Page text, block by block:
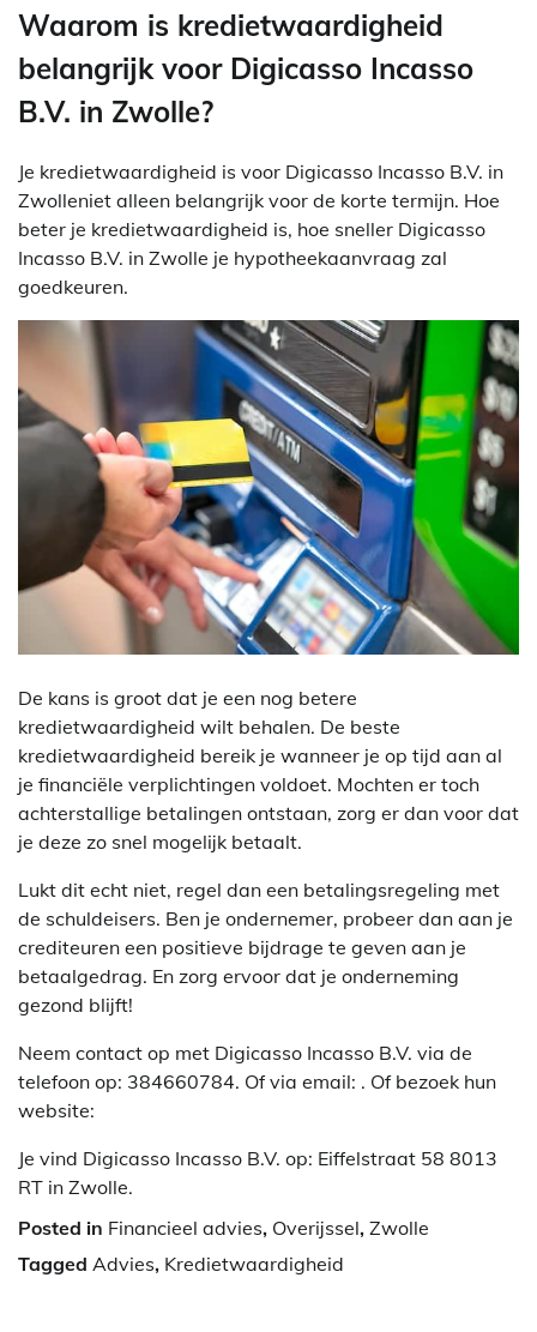
Waarom is kredietwaardigheid
belangrijk voor Digicasso Incasso
B.V. in Zwolle?
Je kredietwaardigheid is voor Digicasso Incasso B.V. in
Zwolleniet alleen belangrijk voor de korte termijn. Hoe
beter je kredietwaardigheid is, hoe sneller Digicasso
Incasso B.V. in Zwolle je hypotheekaanvraag zal
goedkeuren.
De kans is groot dat je een nog betere
kredietwaardigheid wilt behalen. De beste
kredietwaardigheid bereik je wanneer je op tijd aan al
je financiële verplichtingen voldoet. Mochten er toch
achterstallige betalingen ontstaan, zorg er dan voor dat
je deze zo snel mogelijk betaalt.
Lukt dit echt niet, regel dan een betalingsregeling met
de schuldeisers. Ben je ondernemer, probeer dan aan je
crediteuren een positieve bijdrage te geven aan je
betaalgedrag. En zorg ervoor dat je onderneming
gezond blijft!
Neem contact op met Digicasso Incasso B.V. via de
telefoon op: 384660784. Of via email: . Of bezoek hun
website:
Je vind Digicasso Incasso B.V. op: Eiffelstraat 58 8013
RT in Zwolle.
Posted in Financieel advies, Overijssel, Zwolle
Tagged Advies, Kredietwaardigheid